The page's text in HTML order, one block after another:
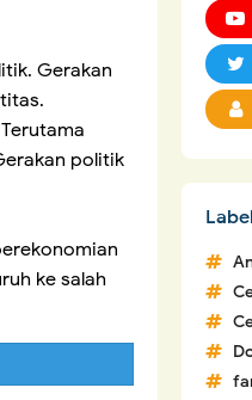
Gerakan
politik
ke salah